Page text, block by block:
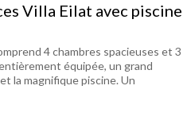
Villa Eilat avec piscine
4 chambres spacieuses et 3
équipée, un grand
la magnifique piscine. Un